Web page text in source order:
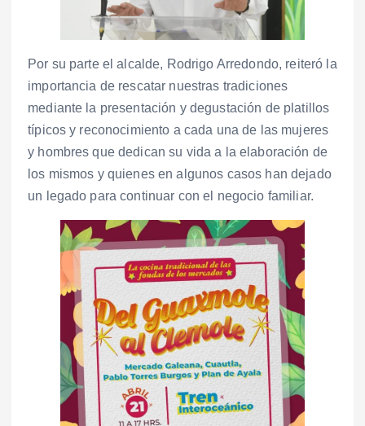
Por su parte el alcalde, Rodrigo Arredondo, reiteró la
importancia de rescatar nuestras tradiciones
mediante la presentación y degustación de platillos
típicos y reconocimiento a cada una de las mujeres
y hombres que dedican su vida a la elaboración de
los mismos y quienes en algunos casos han dejado
un legado para continuar con el negocio familiar.